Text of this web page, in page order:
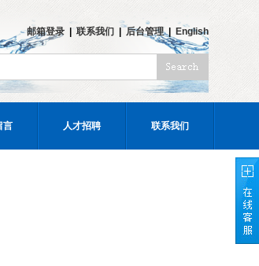
邮箱登录| 联系我们 后台管理| English
言 人才招聘 联系我们